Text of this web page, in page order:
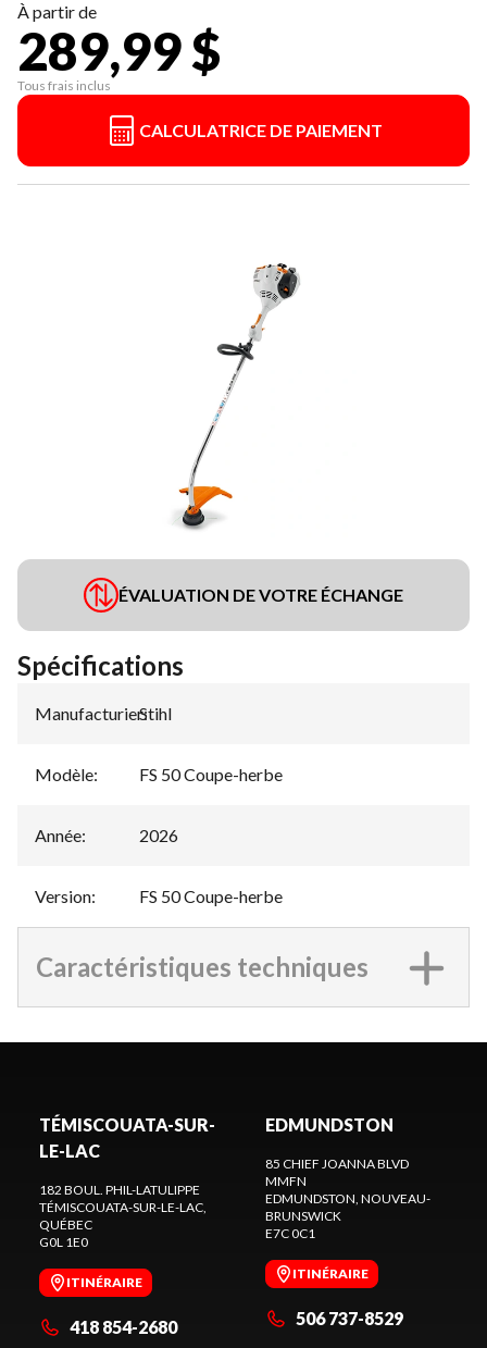
À partir de
289,99 $
Tous frais inclus
CALCULATRICE DE PAIEMENT
ÉVALUATION DE VOTRE ÉCHANGE
Spécifications
Manufacturier:
Stihl
Modèle: FS 50 Coupe-herbe
Année: 2026
Version: FS 50 Coupe-herbe
Caractéristiques techniques
TÉMISCOUATA-SUR-
LE-LAC
182 BOUL. PHIL-LATULIPPE
TÉMISCOUATA-SUR-LE-LAC,
QUÉBEC
G0L 1E0
ITINÉRAIRE
418 854-2680
EDMUNDSTON
85 CHIEF JOANNA BLVD
MMFN
EDMUNDSTON, NOUVEAU-
BRUNSWICK
E7C 0C1
ITINÉRAIRE
506 737-8529